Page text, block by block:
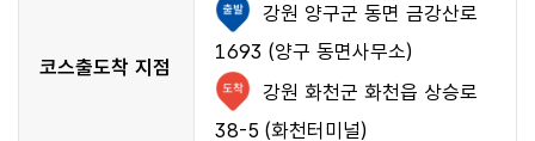
코스출도착 지점
강원 양구군 동면 금강산로
1693 (양구 동면사무소)
강원 화천군 화천읍 상승로
38-5 (화천터미널)